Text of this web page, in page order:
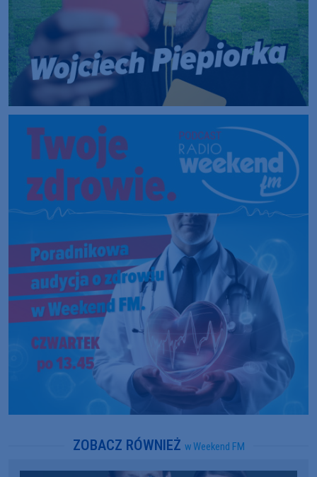
ZOBACZ RÓWNIEŻ w Weekend FM